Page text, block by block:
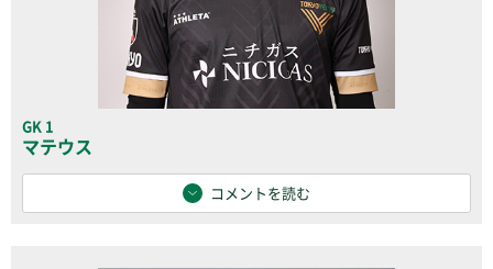
GK 1
マテウス
コメントを読む